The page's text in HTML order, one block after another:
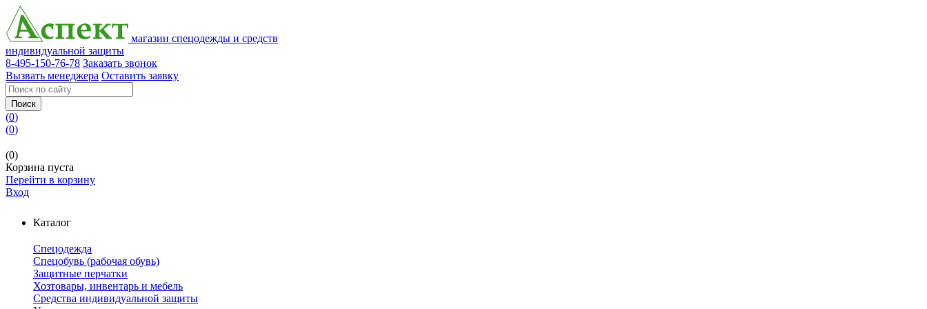
магазин спецодежды и средств
индивидуальной защиты
8-495-150-76-78 Заказать звонок
Вызвать менеджера Оставить заявку
Поиск
(0)
(0)
(0)
Корзина пуста
Перейти в корзину
Вход
Каталог
Спецодежда
Спецобувь (рабочая обувь)
Защитные перчатки
Хозтовары, инвентарь и мебель
Средства индивидуальной защиты